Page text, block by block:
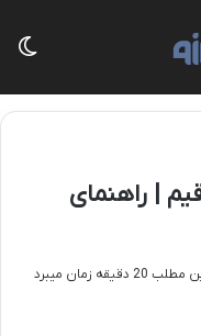
| راهنمای
زمان میبرد